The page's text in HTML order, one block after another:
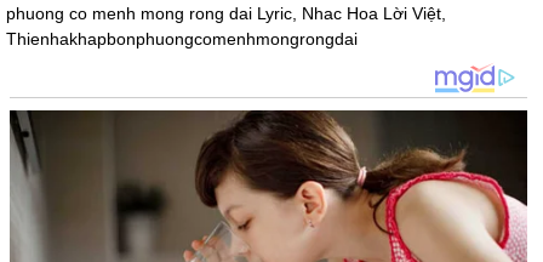
phuong co menh mong rong dai Lyric, Nhac Hoa Lời Việt,
Thienhakhapbonphuongcomenhmongrongdai